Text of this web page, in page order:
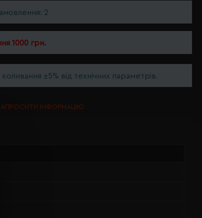
2
1000 грн.
±5% від технічних параметрів.
ІНФОРМАЦІЮ